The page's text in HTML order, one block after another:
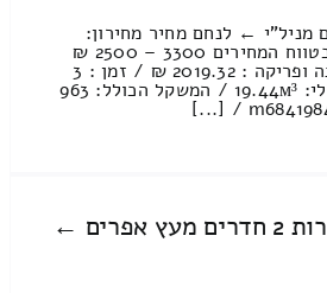
2 חדרים מניל"י ← לנחם מחיר מחירון:
2720.28 ₪ / אלה שבטווח המחירים 3300 – 2500 ₪
עבודות סבלות , טעינה ופריקה : 2019.32 ₪ / זמן : 3
שעות 0 דקות נפח כללי: 19.44м³ / המשקל הכולל: 963
חברה להובלת דירות 2 חדרים מעץ אפרים ←